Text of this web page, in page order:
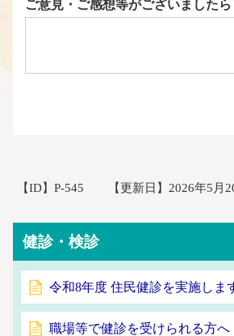
ご意見・ご感想等がございました
【ID】 P-545 【更新日】 2026年5月
健診・検診
令和8年度 住民健診を実施しま
職場等で健診を受けられる方へ